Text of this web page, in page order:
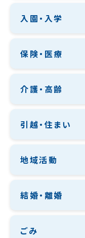
入園・入学
保険・医療
介護・高齢
引越・住まい
地域活動
結婚・離婚
ごみ